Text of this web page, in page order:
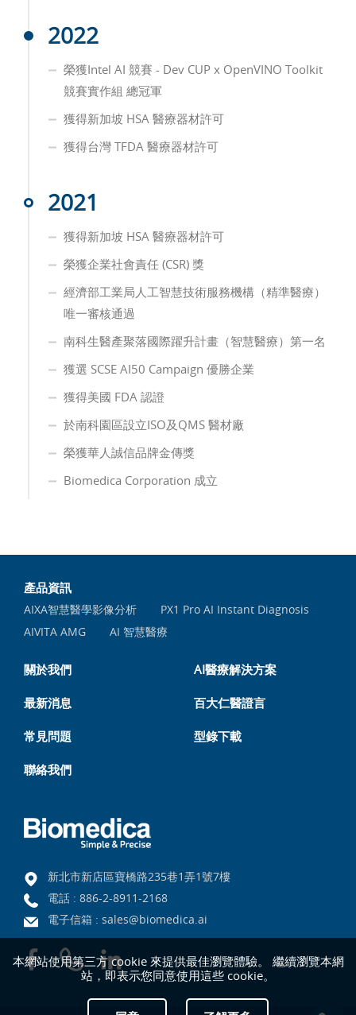
2022
榮獲Intel AI 競賽 - Dev CUP x OpenVINO Toolkit
競賽實作組 總冠軍
獲得新加坡 HSA 醫療器材許可
獲得台灣 TFDA 醫療器材許可
2021
獲得新加坡 HSA 醫療器材許可
榮獲企業社會責任 (CSR) 獎
經濟部⼯業局⼈⼯智慧技術服務機構（精準醫療）
唯⼀審核通過
南科生醫產聚落國際躍升計畫（智慧醫療）第一名
獲選 SCSE AI50 Campaign 優勝企業
獲得美國 FDA 認證
於南科園區設立ISO及QMS 醫材廠
榮獲華人誠信品牌金傳獎
Biomedica Corporation 成立
本網站使用第三方 cookie 來提供最佳瀏覽體驗。 繼續瀏覽本網
站，即表示您同意使用這些 cookie。
產品資訊
AIXA智慧醫學影像分析
PX1 Pro AI Instant Diagnosis
AIVITA AMG
AI 智慧醫療
關於我們 AI醫療解決方案
最新消息 百大仁醫證言
常見問題 型錄下載
聯絡我們
新北市新店區寶橋路235巷1弄1號7樓
電話 : 886-2-8911-2168
電子信箱 : sales@biomedica.ai